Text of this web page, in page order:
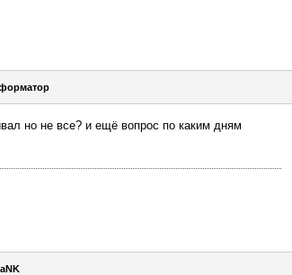
но не все? и ещё вопрос по каким дням